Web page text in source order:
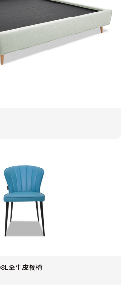
全牛皮餐椅